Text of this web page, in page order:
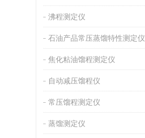
沸程测定仪
石油产品常压蒸馏特性测定仪
焦化粘油馏程测定仪
自动减压馏程仪
常压馏程测定仪
蒸馏测定仪